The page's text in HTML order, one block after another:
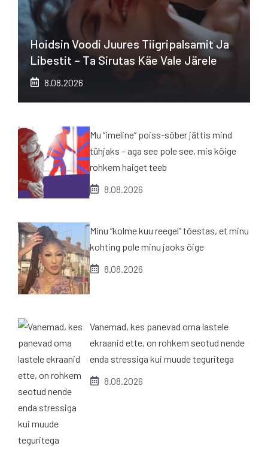
Hoidsin Voodi Juures Tiigripalsamit Ja
Libestit – Ta Sirutas Käe Vale Järele
8.08.2026
Mu “imeline” poiss-sõber jättis mind
tühjaks – aga see pole see, mis kõige
rohkem haiget teeb
8.08.2026
Minu “kolme kuu reegel” tõestas, et minu
kohting pole minu jaoks õige
8.08.2026
Vanemad, kes panevad oma lastele
ekraanid ette, on rohkem seotud nende
enda stressiga kui muude teguritega
8.08.2026